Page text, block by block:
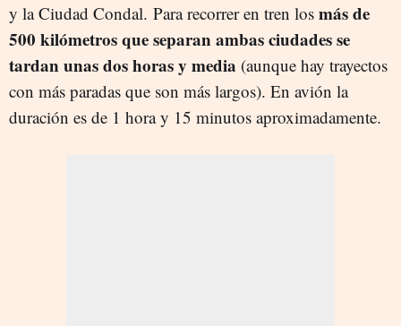
y la Ciudad Condal. Para recorrer en tren los más de
500 kilómetros que separan ambas ciudades se
tardan unas dos horas y media (aunque hay trayectos
con más paradas que son más largos). En avión la
duración es de 1 hora y 15 minutos aproximadamente.